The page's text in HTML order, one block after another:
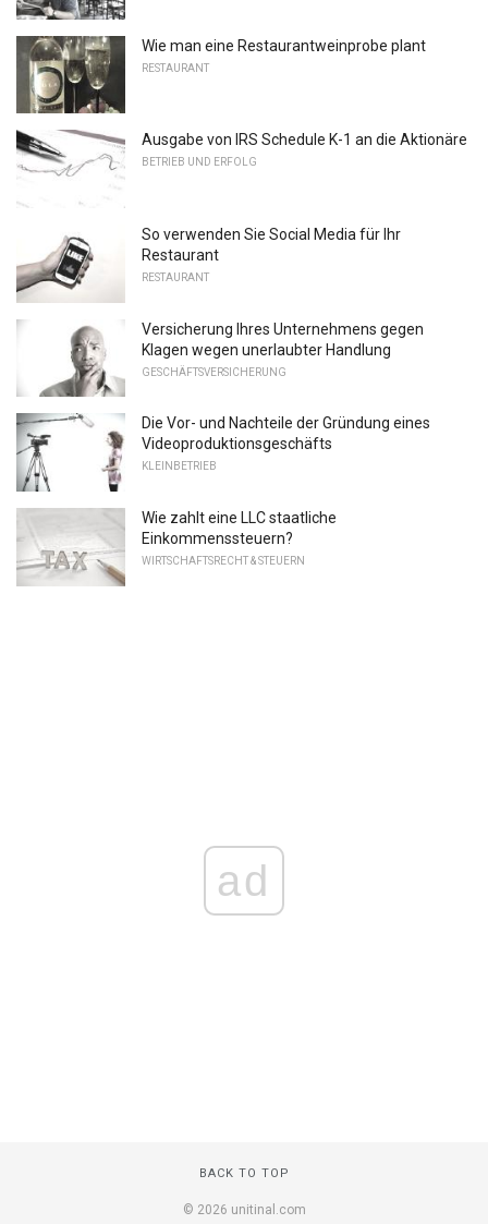
Wie man eine Restaurantweinprobe plant
RESTAURANT
Ausgabe von IRS Schedule K-1 an die Aktionäre
BETRIEB UND ERFOLG
So verwenden Sie Social Media für Ihr
Restaurant
RESTAURANT
Versicherung Ihres Unternehmens gegen
Klagen wegen unerlaubter Handlung
GESCHÄFTSVERSICHERUNG
Die Vor- und Nachteile der Gründung eines
Videoproduktionsgeschäfts
KLEINBETRIEB
Wie zahlt eine LLC staatliche
Einkommenssteuern?
WIRTSCHAFTSRECHT & STEUERN
ad
BACK TO TOP
© 2026 unitinal.com